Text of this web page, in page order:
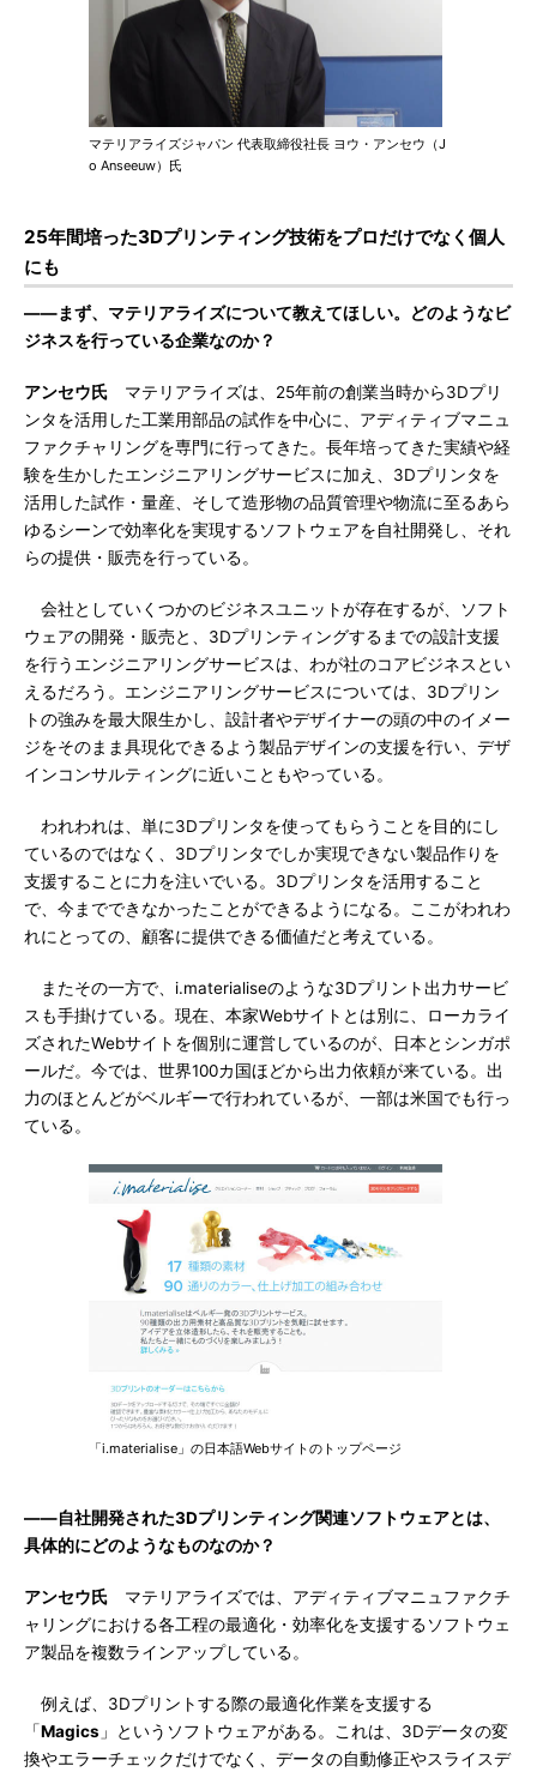
マテリアライズジャパン 代表取締役社長 ヨウ・アンセウ（J
o Anseeuw）氏
25年間培った3Dプリンティング技術をプロだけでなく個人
にも
――まず、マテリアライズについて教えてほしい。どのようなビ
ジネスを行っている企業なのか？
アンセウ氏 マテリアライズは、25年前の創業当時から3Dプリ
ンタを活用した工業用部品の試作を中心に、アディティブマニュ
ファクチャリングを専門に行ってきた。長年培ってきた実績や経
験を生かしたエンジニアリングサービスに加え、3Dプリンタを
活用した試作・量産、そして造形物の品質管理や物流に至るあら
ゆるシーンで効率化を実現するソフトウェアを自社開発し、それ
らの提供・販売を行っている。
会社としていくつかのビジネスユニットが存在するが、ソフト
ウェアの開発・販売と、3Dプリンティングするまでの設計支援
を行うエンジニアリングサービスは、わが社のコアビジネスとい
えるだろう。エンジニアリングサービスについては、3Dプリン
トの強みを最大限生かし、設計者やデザイナーの頭の中のイメー
ジをそのまま具現化できるよう製品デザインの支援を行い、デザ
インコンサルティングに近いこともやっている。
われわれは、単に3Dプリンタを使ってもらうことを目的にし
ているのではなく、3Dプリンタでしか実現できない製品作りを
支援することに力を注いでいる。3Dプリンタを活用すること
で、今までできなかったことができるようになる。ここがわれわ
れにとっての、顧客に提供できる価値だと考えている。
またその一方で、i.materialiseのような3Dプリント出力サービ
スも手掛けている。現在、本家Webサイトとは別に、ローカライ
ズされたWebサイトを個別に運営しているのが、日本とシンガポ
ールだ。今では、世界100カ国ほどから出力依頼が来ている。出
力のほとんどがベルギーで行われているが、一部は米国でも行っ
ている。
「i.materialise」の日本語Webサイトのトップページ
――自社開発された3Dプリンティング関連ソフトウェアとは、
具体的にどのようなものなのか？
アンセウ氏 マテリアライズでは、アディティブマニュファクチ
ャリングにおける各工程の最適化・効率化を支援するソフトウェ
ア製品を複数ラインアップしている。
例えば、3Dプリントする際の最適化作業を支援する
「Magics 」というソフトウェアがある。これは、3Dデータの変
換やエラーチェックだけでなく、データの自動修正やスライスデ